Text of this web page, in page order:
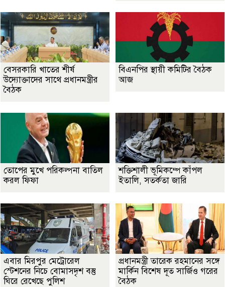
বেসরকারি খাতের শীর্ষ
উদ্যোক্তাদের সাথে প্রধানমন্ত্রীর
বৈঠক
বিএনপির স্থায়ী কমিটির বৈঠক
আজ
তোপের মুখে পরিকল্পনা বাতিল
করল ফিফা
শক্তিশালী ভূমিকম্পে কাঁপল
ইতালি, সতর্কতা জারি
এবার মিরপুর মেট্রোরেল
স্টেশনের নিচে বোমাসদৃশ বস্তু
ঘিরে রেখেছে পুলিশ
প্রধানমন্ত্রী তারেক রহমানের সঙ্গে
মার্কিন বিশেষ দূত সার্জিও গরের
বৈঠক